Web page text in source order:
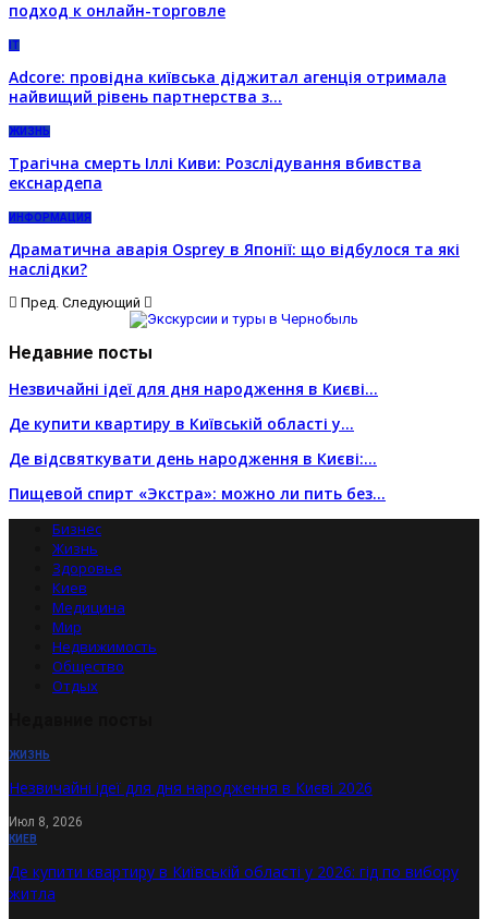
подход к онлайн-торговле
IT
Adcore: провідна київська діджитал агенція отримала
найвищий рівень партнерства з…
ЖИЗНЬ
Трагічна смерть Іллі Киви: Розслідування вбивства
екснардепа
ИНФОРМАЦИЯ
Драматична аварія Osprey в Японії: що відбулося та які
наслідки?
Пред. Следующий
Недавние посты
Незвичайні ідеї для дня народження в Києві…
Де купити квартиру в Київській області у…
Де відсвяткувати день народження в Києві:…
Пищевой спирт «Экстра»: можно ли пить без…
Бизнес
Жизнь
Здоровье
Киев
Медицина
Мир
Недвижимость
Общество
Отдых
ЖИЗНЬ
Незвичайні ідеї для дня народження в Києві 2026
Июл 8, 2026
КИЕВ
Де купити квартиру в Київській області у 2026: гід по вибору
житла